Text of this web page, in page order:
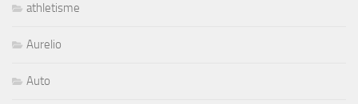
athletisme
Aurelio
Auto